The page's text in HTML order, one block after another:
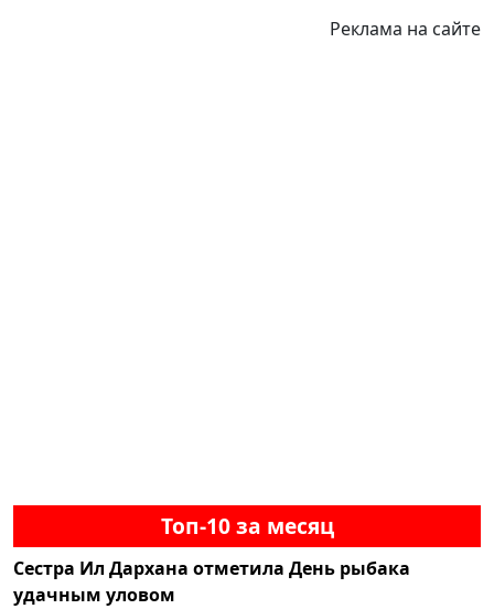
Реклама на сайте
Топ-10 за месяц
Сестра Ил Дархана отметила День рыбака
удачным уловом